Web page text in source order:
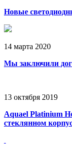
Новые
14 марта 2020
Мы заключили
13 октября 2019
Aquael Platinium
стеклянном